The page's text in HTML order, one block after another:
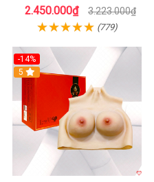
thích mạnh mẽ
2.450.000₫ 3.223.000₫
(779)
-14%
5